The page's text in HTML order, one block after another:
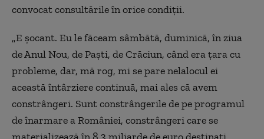
convocat consultările în orice condiții.
„E șocant. Eu le făceam sâmbătă, duminică, în ziua
de Anul Nou, de Paști, de Crăciun, când era țara cu
probleme, dar, mă rog, mi se pare nelalocul ei
această întârziere continuă, mai ales că avem
constrângeri. Sunt constrângerile de pe programul
de înarmare a României, constrângeri care se